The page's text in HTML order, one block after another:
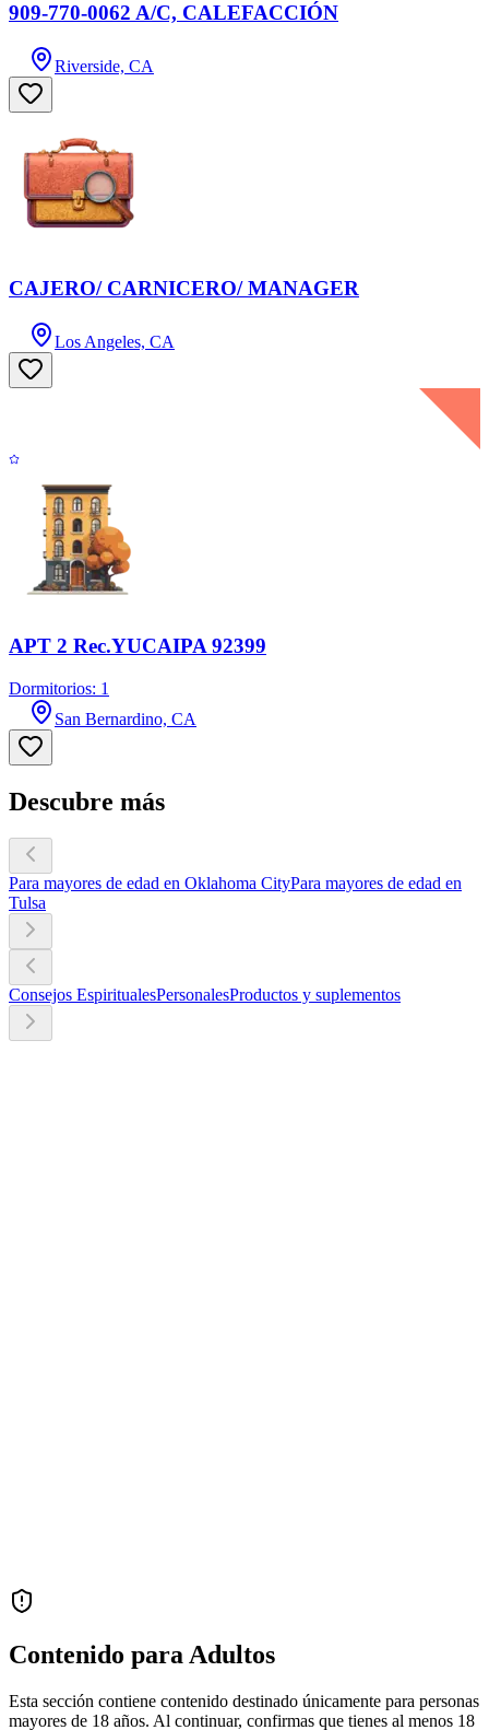
909-770-0062 A/C, CALEFACCIÓN
Riverside, CA
CAJERO/ CARNICERO/ MANAGER
Los Angeles, CA
APT 2 Rec.YUCAIPA 92399
Dormitorios: 1
San Bernardino, CA
Descubre más
Para mayores de edad en Oklahoma CityPara mayores de edad en
Tulsa
Consejos EspiritualesPersonalesProductos y suplementos
Contenido para Adultos
Esta sección contiene contenido destinado únicamente para personas
mayores de 18 años. Al continuar, confirmas que tienes al menos 18